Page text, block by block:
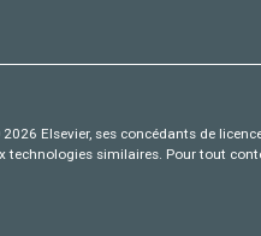
Elsevier, ses concédants de
technologies similaires. Pour tout